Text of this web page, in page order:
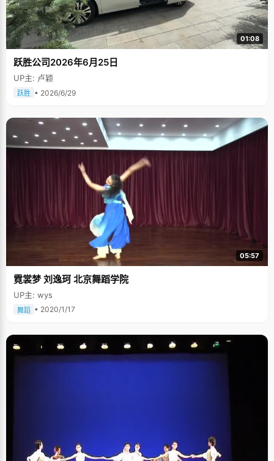
01:08
跃胜公司2026年6月25日
UP主: 卢颖
跃胜 • 2026/6/29
05:57
霓裳梦 刘逸珂 北京舞蹈学院
UP主: wys
舞蹈 • 2020/1/17